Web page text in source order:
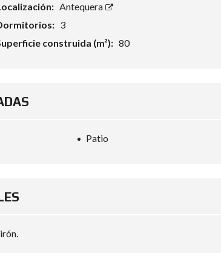
Antequera
3
construida (m²): 80
Patio